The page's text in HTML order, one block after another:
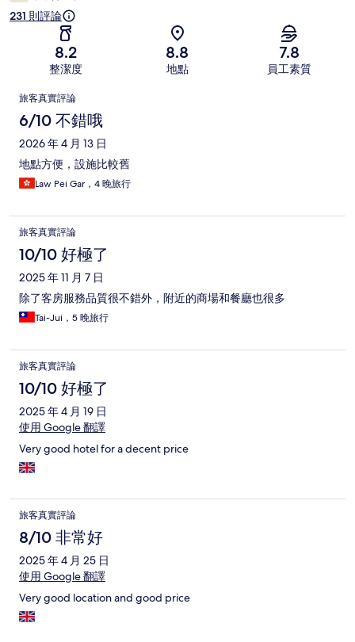
231 則評論
8.2
整潔度
8.8
地點
7.8
員工素質
評
論
旅客真實評論
6/10 不錯哦
2026 年 4 月 13 日
地點方便，設施比較舊
Law Pei Gar，4 晚旅行
旅客真實評論
10/10 好極了
2025 年 11 月 7 日
除了客房服務品質很不錯外，附近的商場和餐廳也很多
Tai-Jui，5 晚旅行
旅客真實評論
10/10 好極了
2025 年 4 月 19 日
使用 Google 翻譯
Very good hotel for a decent price
旅客真實評論
8/10 非常好
2025 年 4 月 25 日
使用 Google 翻譯
Very good location and good price